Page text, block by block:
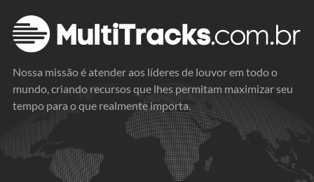
Nossa missão é atender aos líderes de louvor em todo o
mundo, criando recursos que lhes permitam maximizar seu
tempo para o que realmente importa.